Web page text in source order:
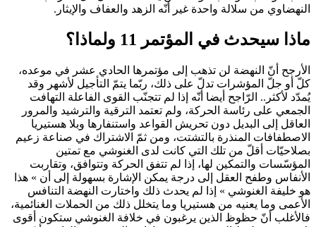
النهضاوي من سلالة واحدة غير أنّه الزهد والعفاف والإيثار.
ماذا سيحدث في المؤتمر 11 ولماذا؟
الأرجح أنّ النهضة لن تذهب إلى مؤتمرها الحادي عشر في موعده،
كلّ أو جلّ المؤشرات تدلّ على ذلك، ربّما يتمّ التأجيل لأشهر وقد
يُمدّد لأكثر.. الرّاجح أيضا أنّه إذا لم تتجنّب القوى الفاعلة التهافت
الجمعي على رئاسة الحركة، ولم تعتمد الترقية والترشيد والمرور
العاقل إلى البديل دون تحريش القواعد واستنفارها وبلا هستيريا
الاصطفافات المنذرة بالتشتت، ومن ثمّ الاشتراك في صناعة زعيم
بصلاحيّات أقلّ من تلك التي كانت لدى الغنوشي مع تمتين
المؤسّسات والتمكين لها، إذا لم تتفق الحركة وتتوافق، وتقاربت
الأنفاس وطفح العقل إلى درجة يمكن الإشارة بسهولة إلى أن » هذا
هو خليفة الغنوشي » إذا لم يحدث ذلك واختارت النهضة التنافس
الأعمى وما يعنيه من هستيريا وما يتخلل ذلك من الحملات الغنائمية،
فالأغلب أنّ حظوظ الذين يرغبون في خلافة الغنوشي ستكون أقوى